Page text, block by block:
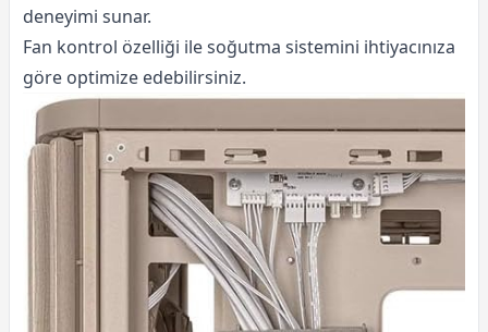
deneyimi sunar.
Fan kontrol özelliği ile soğutma sistemini ihtiyacınıza
göre optimize edebilirsiniz.